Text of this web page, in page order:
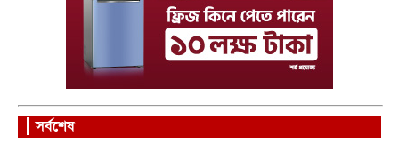
সর্বশেষ